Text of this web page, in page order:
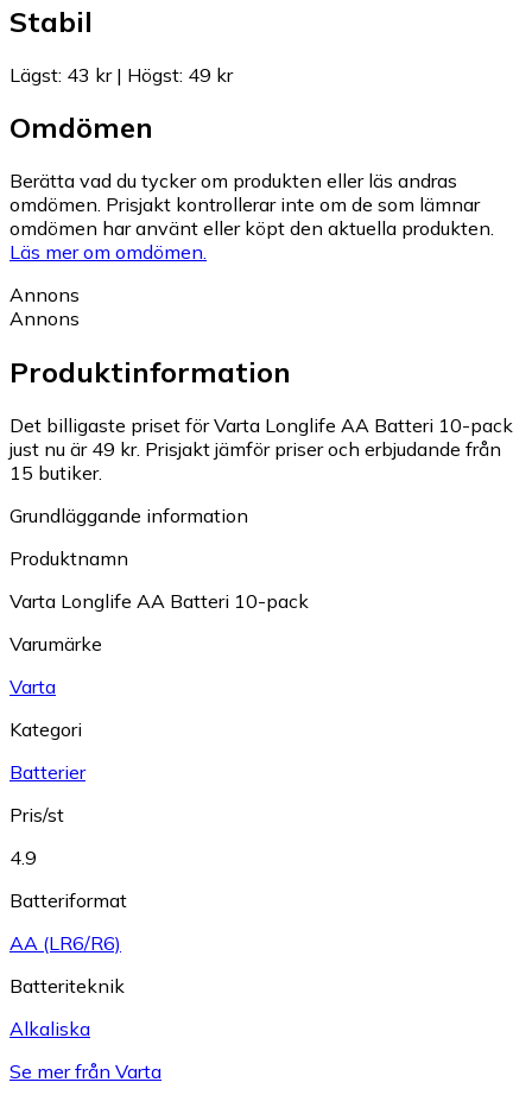
Stabil
Lägst: 43 kr| Högst: 49 kr
Omdömen
Berätta vad du tycker om produkten eller läs andras
omdömen. Prisjakt kontrollerar inte om de som lämnar
omdömen har använt eller köpt den aktuella produkten.
Läs mer om omdömen.
Annons
Annons
Produktinformation
Det billigaste priset för Varta Longlife AA Batteri 10-pack
just nu är 49 kr. Prisjakt jämför priser och erbjudande från
15 butiker.
Grundläggande information
Produktnamn
Varta Longlife AA Batteri 10-pack
Varumärke
Varta
Kategori
Batterier
Pris/st
4.9
Batteriformat
AA (LR6/R6)
Batteriteknik
Alkaliska
Se mer från Varta